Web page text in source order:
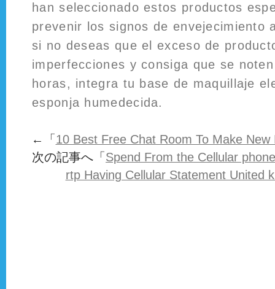
han seleccionado estos productos
prevenir los signos de envejecimiento
si no deseas que el exceso de
imperfecciones y consiga que se
horas, integra tu base de maquillaje
esponja humedecida.
←「 10 Best Free Chat Room To Make New
次の記事へ「 Spend From the Cellular
rtp Having Cellular Statement United